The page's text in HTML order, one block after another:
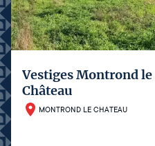
Vestiges Montrond le
Château
MONTROND LE CHATEAU